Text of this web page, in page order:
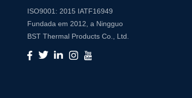
ISO9001: 2015 IATF16949
Fundada em 2012, a Ningguo
BST Thermal Products Co., Ltd.
é um fabricante líder
especializado em soluções